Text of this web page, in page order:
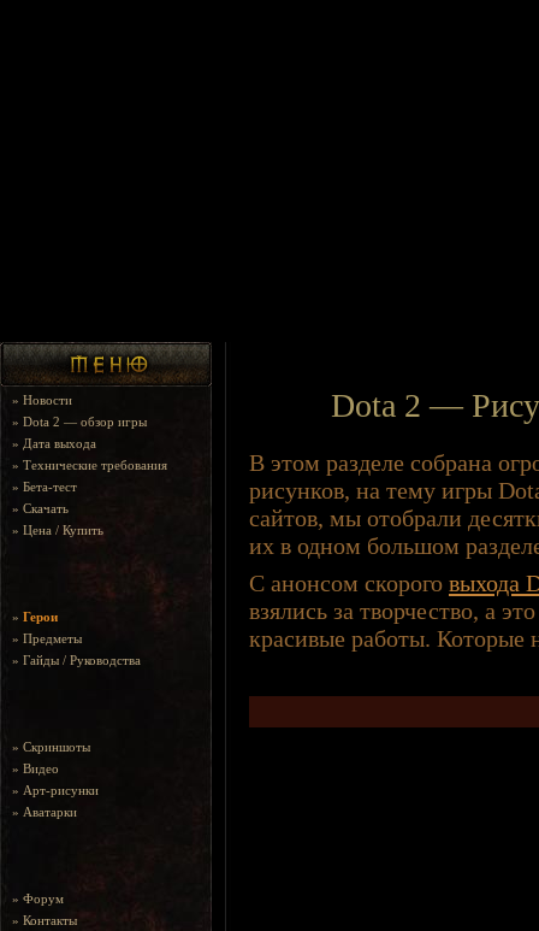
» Новости
» Dota 2 — обзор игры
» Дата выхода
» Технические требования
» Бета-тест
» Скачать
» Цена / Купить
» Герои
» Предметы
» Гайды / Руководства
» Скриншоты
» Видео
» Арт-рисунки
» Аватарки
» Форум
» Контакты
Dota 2 —
В этом разделе собрана
рисунков, на тему игры
сайтов, мы отобрали
их в одном большом
С анонсом скорого выхода
взялись за творчество, а
красивые работы. Которые